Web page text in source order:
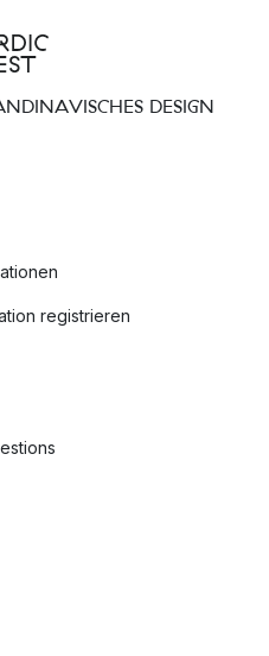
DESIGN
registrieren